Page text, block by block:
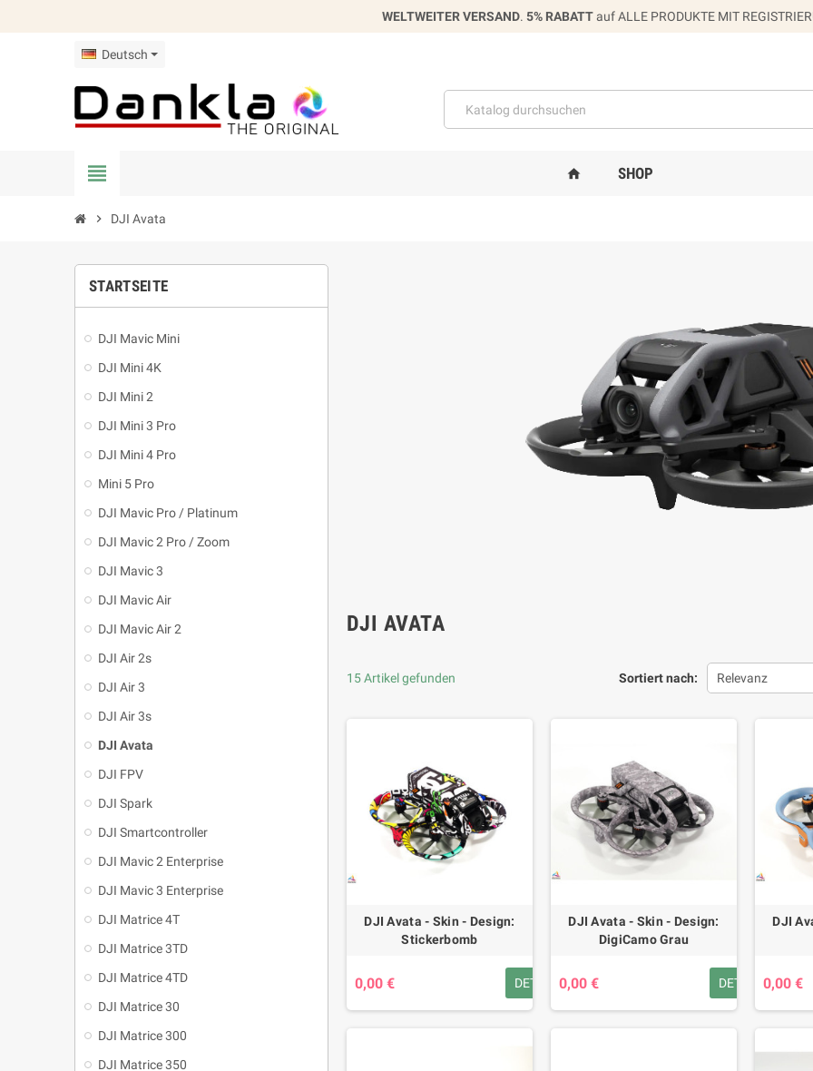
WELTWEITER VERSAND. 5% RABATTauf ALLE PRODUKTE MIT
Deutsch
view_headline home SHOP
chevron_right DJI Avata
STARTSEITE
DJI Mavic Mini
DJI Mini 4K
DJI Mini 2
DJI Mini 3 Pro
DJI Mini 4 Pro
Mini 5 Pro
DJI Mavic Pro / Platinum
DJI Mavic 2 Pro / Zoom
DJI Mavic 3
DJI Mavic Air
DJI Mavic Air 2
DJI Air 2s
DJI Air 3
DJI Air 3s
DJI Avata
DJI FPV
DJI Spark
DJI Smartcontroller
DJI Mavic 2 Enterprise
DJI Mavic 3 Enterprise
DJI Matrice 4T
DJI Matrice 3TD
DJI Matrice 4TD
DJI Matrice 30
DJI Matrice 300
DJI Matrice 350
DJI AVATA
Sortiert nach: Relevanz
15 Artikel gefunden
DJI Avata - Skin - Design:
Stickerbomb
0,00 € DETAILS
DJI Avata - Skin - Design:
DigiCamo Grau
0,00 € DETAILS
DJI
0,00 €